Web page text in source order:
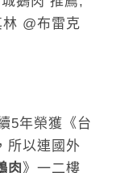
5年榮獲《台
所以連國外
肉》一二樓